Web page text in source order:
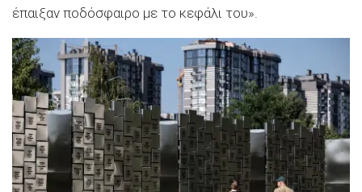
έπαιξαν ποδόσφαιρο με το κεφάλι του».